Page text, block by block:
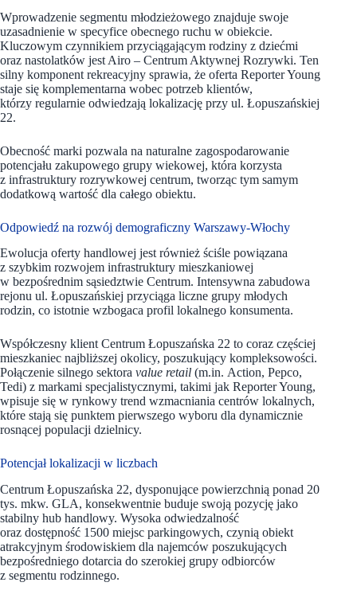
Wprowadzenie segmentu młodzieżowego znajduje swoje
uzasadnienie w specyfice obecnego ruchu w obiekcie.
Kluczowym czynnikiem przyciągającym rodziny z dziećmi
oraz nastolatków jest Airo – Centrum Aktywnej Rozrywki. Ten
silny komponent rekreacyjny sprawia, że oferta Reporter Young
staje się komplementarna wobec potrzeb klientów,
którzy regularnie odwiedzają lokalizację przy ul. Łopuszańskiej
22.
Obecność marki pozwala na naturalne zagospodarowanie
potencjału zakupowego grupy wiekowej, która korzysta
z infrastruktury rozrywkowej centrum, tworząc tym samym
dodatkową wartość dla całego obiektu.
Odpowiedź na rozwój demograficzny Warszawy-Włochy
Ewolucja oferty handlowej jest również ściśle powiązana
z szybkim rozwojem infrastruktury mieszkaniowej
w bezpośrednim sąsiedztwie Centrum. Intensywna zabudowa
rejonu ul. Łopuszańskiej przyciąga liczne grupy młodych
rodzin, co istotnie wzbogaca profil lokalnego konsumenta.
Współczesny klient Centrum Łopuszańska 22 to coraz częściej
mieszkaniec najbliższej okolicy, poszukujący kompleksowości.
Połączenie silnego sektora value retail (m.in. Action, Pepco,
Tedi) z markami specjalistycznymi, takimi jak Reporter Young,
wpisuje się w rynkowy trend wzmacniania centrów lokalnych,
które stają się punktem pierwszego wyboru dla dynamicznie
rosnącej populacji dzielnicy.
Potencjał lokalizacji w liczbach
Centrum Łopuszańska 22, dysponujące powierzchnią ponad 20
tys. mkw. GLA, konsekwentnie buduje swoją pozycję jako
stabilny hub handlowy. Wysoka odwiedzalność
oraz dostępność 1500 miejsc parkingowych, czynią obiekt
atrakcyjnym środowiskiem dla najemców poszukujących
bezpośredniego dotarcia do szerokiej grupy odbiorców
z segmentu rodzinnego.